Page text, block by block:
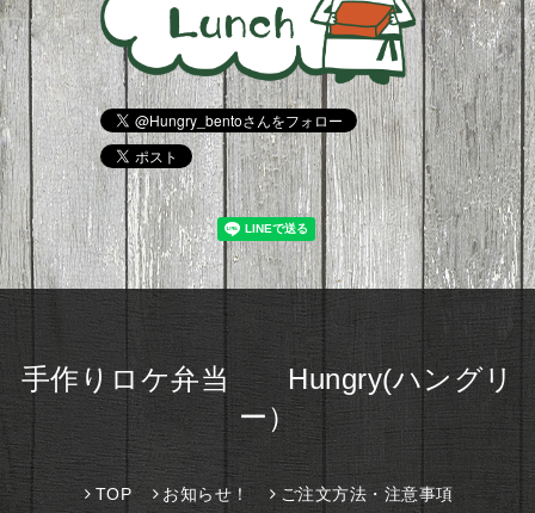
手作りロケ弁当 Hungry(ハングリ
ー）
TOP お知らせ！ ご注文方法・注意事項